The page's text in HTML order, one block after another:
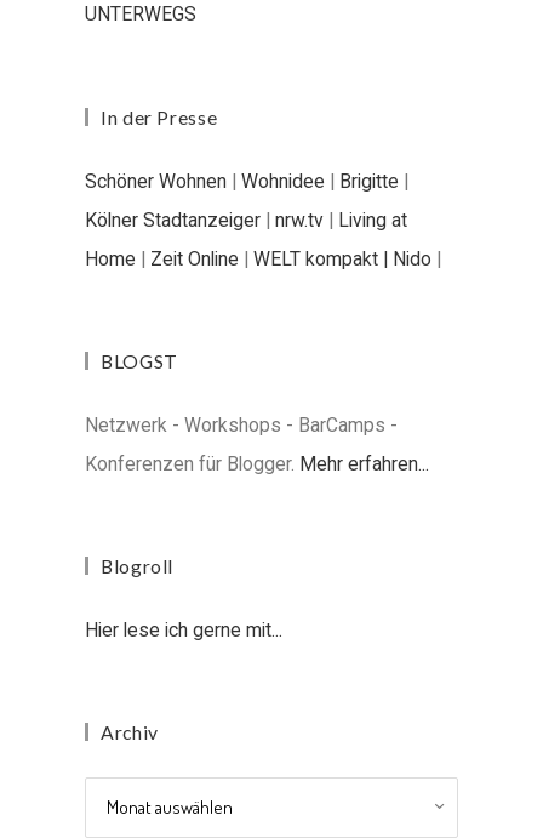
UNTERWEGS
In der Presse
Schöner Wohnen | Wohnidee | Brigitte |
Kölner Stadtanzeiger | nrw.tv | Living at
Home | Zeit Online | WELT kompakt | Nido |
BLOGST
Netzwerk - Workshops - BarCamps -
Konferenzen für Blogger. Mehr erfahren...
Blogroll
Hier lese ich gerne mit...
Archiv